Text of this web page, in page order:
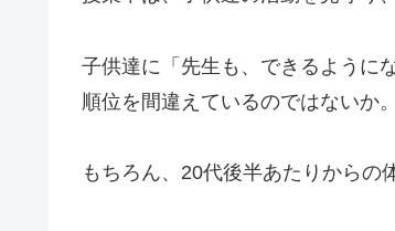
子供達に「先生も、できるように
順位を間違えているのではないか。
もちろん、20代後半あたりからの